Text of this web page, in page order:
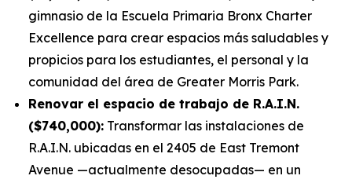
gimnasio de la Escuela Primaria Bronx Charter
Excellence para crear espacios más saludables y
propicios para los estudiantes, el personal y la
comunidad del área de Greater Morris Park.
Renovar el espacio de trabajo de R.A.I.N.
($740,000): Transformar las instalaciones de
R.A.I.N. ubicadas en el 2405 de East Tremont
Avenue —actualmente desocupadas— en un